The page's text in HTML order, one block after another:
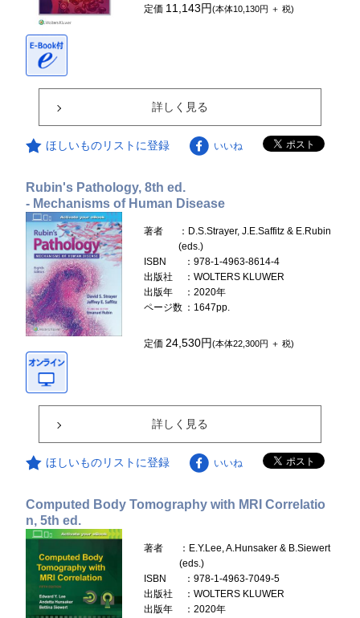
定価 11,143円(本体10,130円 ＋ 税)
詳しく見る
ほしいものリストに登録 いいね
Rubin's Pathology, 8th ed.
- Mechanisms of Human Disease
著者
：D.S.Strayer, J.E.Saffitz & E.Rubin
(eds.)
ISBN
：978-1-4963-8614-4
出版社
：WOLTERS KLUWER
出版年
：2020年
ページ数 ：1647pp.
定価24,530円(本体22,300円 ＋ 税)
詳しく見る
ほしいものリストに登録 いいね
Computed Body Tomography with MRI Correlatio
n, 5th ed.
著者
：E.Y.Lee, A.Hunsaker & B.Siewert
(eds.)
ISBN
：978-1-4963-7049-5
出版社
：WOLTERS KLUWER
出版年
：2020年